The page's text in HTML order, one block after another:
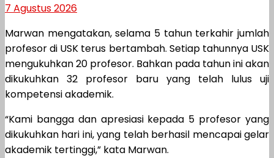
7 Agustus 2026
Marwan mengatakan, selama 5 tahun terkahir jumlah
profesor di USK terus bertambah. Setiap tahunnya USK
mengukuhkan 20 profesor. Bahkan pada tahun ini akan
dikukuhkan 32 profesor baru yang telah lulus uji
kompetensi akademik.
“Kami bangga dan apresiasi kepada 5 profesor yang
dikukuhkan hari ini, yang telah berhasil mencapai gelar
akademik tertinggi,” kata Marwan.